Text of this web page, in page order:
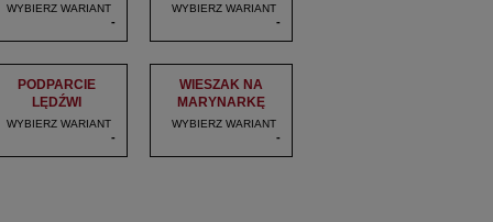
WYBIERZ WARIANT
-
WYBIERZ WARIANT
-
PODPARCIE
LĘDŹWI
WYBIERZ WARIANT
-
WIESZAK NA
MARYNARKĘ
WYBIERZ WARIANT
-